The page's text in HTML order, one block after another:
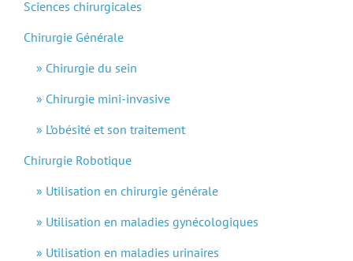
Sciences chirurgicales
Chirurgie Générale
Chirurgie du sein
Chirurgie mini-invasive
L’obésité et son traitement
Chirurgie Robotique
Utilisation en chirurgie générale
Utilisation en maladies gynécologiques
Utilisation en maladies urinaires